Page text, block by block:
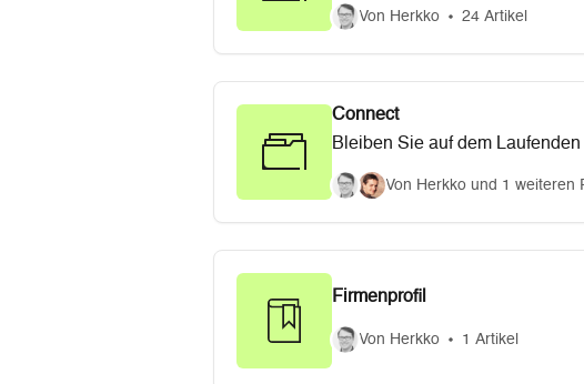
Von Herkko 24 Artikel
Connect
Bleiben Sie auf dem
Von Herkko und 1 weiteren
Firmenprofil
Von Herkko 1 Artikel